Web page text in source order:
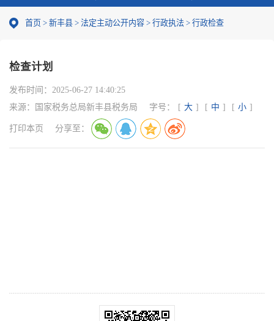
首页 > 新丰县 > 法定主动公开内容 > 行政执法 > 行政检查
检查计划
发布时间： 2025-06-27 14:40:25
来源：
国家税务总局新丰县税务局 字号： [ 大 ] [ 中 ] [ 小 ]
打印本页 分享至：